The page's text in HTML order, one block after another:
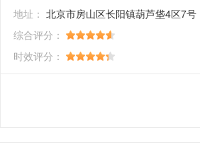
地址： 北京市房山区长阳镇葫芦垡4区7号
综合评分：
时效评分：